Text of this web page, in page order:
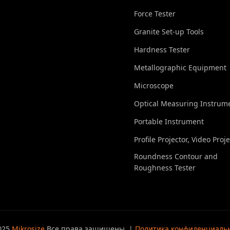
Force Tester
Granite Set-up Tools
Hardness Tester
Metallographic Equipment
Microscope
Optical Measuring
Portable Instrument
Profile Projector, Video
Roundness Contour and
Roughness Tester